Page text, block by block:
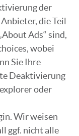
der
die Teil
Ads“ sind,
wobei
Sie Ihre
Deaktivierung
oder
Wir weisen
ggf. nicht alle